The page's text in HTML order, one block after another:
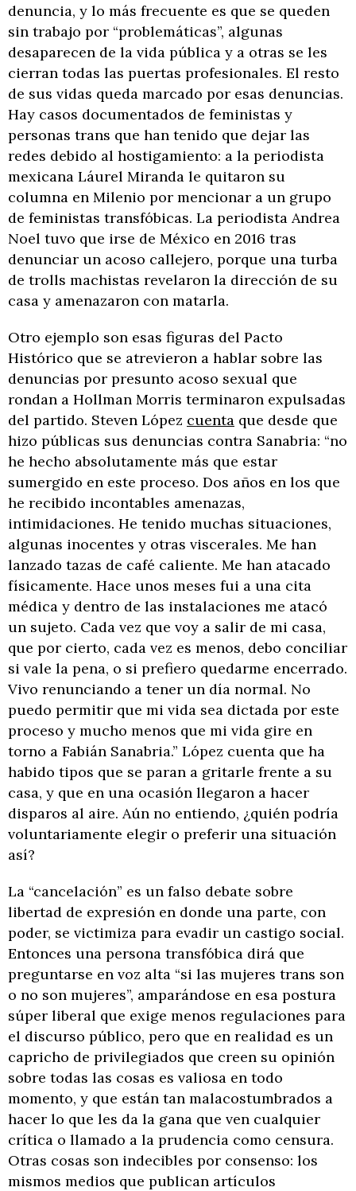
denuncia, y lo más frecuente es que se queden
sin trabajo por “problemáticas”, algunas
desaparecen de la vida pública y a otras se les
cierran todas las puertas profesionales. El resto
de sus vidas queda marcado por esas denuncias.
Hay casos documentados de feministas y
personas trans que han tenido que dejar las
redes debido al hostigamiento: a la periodista
mexicana Láurel Miranda le quitaron su
columna en Milenio por mencionar a un grupo
de feministas transfóbicas. La periodista Andrea
Noel tuvo que irse de México en 2016 tras
denunciar un acoso callejero, porque una turba
de trolls machistas revelaron la dirección de su
casa y amenazaron con matarla.
Otro ejemplo son esas figuras del Pacto
Histórico que se atrevieron a hablar sobre las
denuncias por presunto acoso sexual que
rondan a Hollman Morris terminaron expulsadas
del partido. Steven López cuenta que desde que
hizo públicas sus denuncias contra Sanabria: “no
he hecho absolutamente más que estar
sumergido en este proceso. Dos años en los que
he recibido incontables amenazas,
intimidaciones. He tenido muchas situaciones,
algunas inocentes y otras viscerales. Me han
lanzado tazas de café caliente. Me han atacado
físicamente. Hace unos meses fui a una cita
médica y dentro de las instalaciones me atacó
un sujeto. Cada vez que voy a salir de mi casa,
que por cierto, cada vez es menos, debo conciliar
si vale la pena, o si prefiero quedarme encerrado.
Vivo renunciando a tener un día normal. No
puedo permitir que mi vida sea dictada por este
proceso y mucho menos que mi vida gire en
torno a Fabián Sanabria.” López cuenta que ha
habido tipos que se paran a gritarle frente a su
casa, y que en una ocasión llegaron a hacer
disparos al aire. Aún no entiendo, ¿quién podría
voluntariamente elegir o preferir una situación
así?
La “cancelación” es un falso debate sobre
libertad de expresión en donde una parte, con
poder, se victimiza para evadir un castigo social.
Entonces una persona transfóbica dirá que
preguntarse en voz alta “si las mujeres trans son
o no son mujeres”, amparándose en esa postura
súper liberal que exige menos regulaciones para
el discurso público, pero que en realidad es un
capricho de privilegiados que creen su opinión
sobre todas las cosas es valiosa en todo
momento, y que están tan malacostumbrados a
hacer lo que les da la gana que ven cualquier
crítica o llamado a la prudencia como censura.
Otras cosas son indecibles por consenso: los
mismos medios que publican artículos